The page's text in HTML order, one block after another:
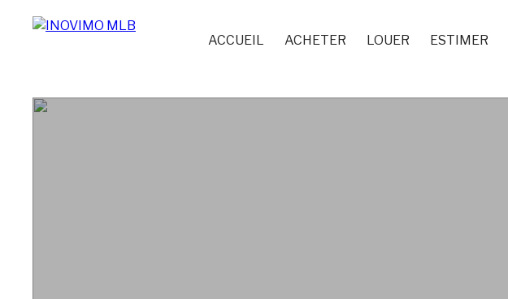
ACCUEIL ACHETER LOUER ESTIMER